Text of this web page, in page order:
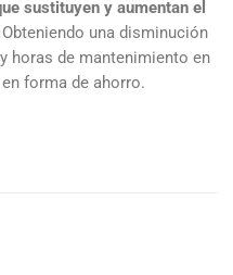
sustituyen y aumentan el
Obteniendo una disminución
horas de mantenimiento en
forma de ahorro.